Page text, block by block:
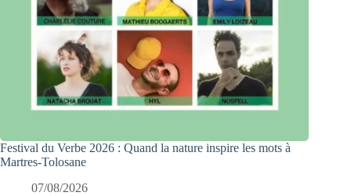
Festival du Verbe 2026 : Quand la nature inspire les mots à
Martres-Tolosane
07/08/2026